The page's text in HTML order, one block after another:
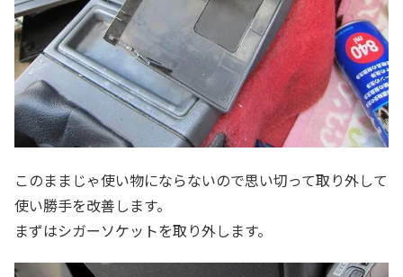
このままじゃ使い物にならないので思い切って取り外して
使い勝手を改善します。
まずはシガーソケットを取り外します。